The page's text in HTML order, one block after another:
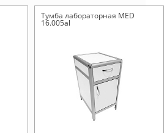
Тумба лабораторная MED
16.005al